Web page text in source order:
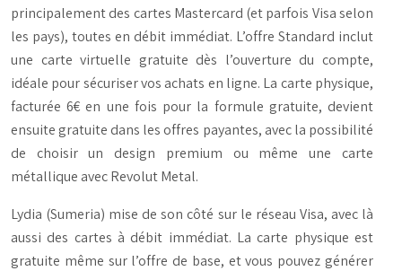
principalement des cartes Mastercard (et parfois Visa selon
les pays), toutes en débit immédiat. L’offre Standard inclut
une carte virtuelle gratuite dès l’ouverture du compte,
idéale pour sécuriser vos achats en ligne. La carte physique,
facturée 6€ en une fois pour la formule gratuite, devient
ensuite gratuite dans les offres payantes, avec la possibilité
de choisir un design premium ou même une carte
métallique avec Revolut Metal.
Lydia (Sumeria) mise de son côté sur le réseau Visa, avec là
aussi des cartes à débit immédiat. La carte physique est
gratuite même sur l’offre de base, et vous pouvez générer